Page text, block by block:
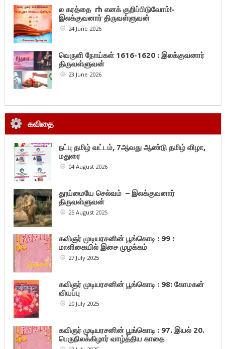
ல கரத்தை rh எனக் குறிப்பிடுவோம்!-
இலக்குவனார் திருவள்ளுவன்
24 June 2026
வெருளி நோய்கள் 1616-1620 : இலக்குவனார்
திருவள்ளுவன்
23 June 2026
கவிதை
நட்பு தமிழ் வட்டம், 7ஆவது ஆண்டு தமிழ் விழா,
மதுரை
04 August 2026
தூய்மையே செல்வம் – இலக்குவனார்
திருவள்ளுவன்
25 August 2025
கவிஞர் முடியரசனின் பூங்கொடி : 99 :
மாளிகையில் இசை முழக்கம்
27 July 2025
கவிஞர் முடியரசனின் பூங்கொடி : 98: கோமகன்
வியப்பு
20 July 2025
கவிஞர் முடியரசனின் பூங்கொடி : 97. இயல் 20.
பெருநிலக்கிழார் வாழ்த்திய காதை